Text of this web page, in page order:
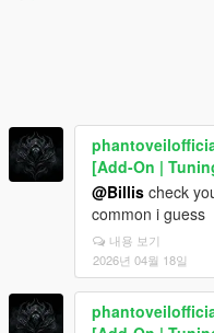
[Add-On |
@Billis check
common i guess
내용 보기
2026년 04월 18일